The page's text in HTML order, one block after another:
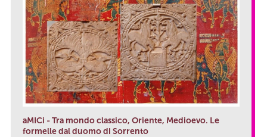
aMICi - Tra mondo classico, Oriente, Medioevo. Le
formelle dal duomo di Sorrento